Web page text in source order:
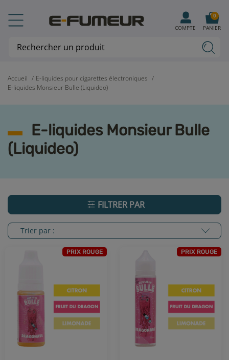
Accueil
E-liquides pour cigarettes électroniques
E-liquides Monsieur Bulle (Liquideo)
E-liquides Monsieur Bulle
(Liquideo)
FILTRER PAR
Trier par :
PRIX ROUGE PRIX ROUGE
COMPTE PANIER
0